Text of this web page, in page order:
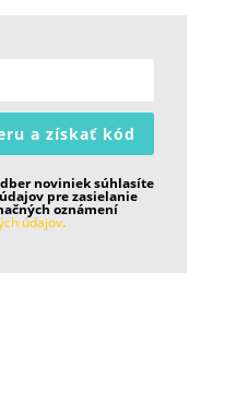
a získať kód
noviniek súhlasíte
pre zasielanie
oznámení
údajov.